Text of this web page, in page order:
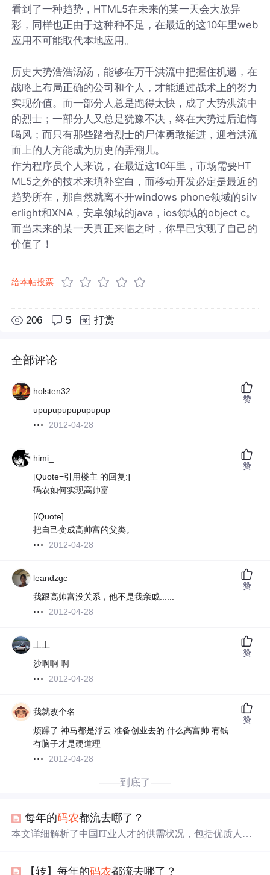
看到了一种趋势，HTML5在未来的某一天会大放异
彩，同样也正由于这种种不足，在最近的这10年里web
应用不可能取代本地应用。
历史大势浩浩汤汤，能够在万千洪流中把握住机遇，在
战略上布局正确的公司和个人，才能通过战术上的努力
实现价值。而一部分人总是跑得太快，成了大势洪流中
的烈士；一部分人又总是犹豫不决，终在大势过后追悔
喝风；而只有那些踏着烈士的尸体勇敢挺进，迎着洪流
而上的人方能成为历史的弄潮儿。
作为程序员个人来说，在最近这10年里，市场需要HT
ML5之外的技术来填补空白，而移动开发必定是最近的
趋势所在，那自然就离不开windows phone领域的silv
erlight和XNA，安卓领域的java，ios领域的object c。
而当未来的某一天真正来临之时，你早已实现了自己的
价值了！
给本帖投票
206 5 打赏
全部评论
holsten32
upupupupupupupup
2012-04-28
赞
himi_
[Quote=引用楼主 的回复:]
码农如何实现高帅富
[/Quote]
把自己变成高帅富的父类。
2012-04-28
赞
leandzgc
我跟高帅富没关系，他不是我亲戚......
2012-04-28
赞
土土
沙啊啊 啊
2012-04-28
赞
我就改个名
烦躁了 神马都是浮云 准备创业去的 什么高富帅 有钱
有脑子才是硬道理
2012-04-28
赞
——到底了——
每年的码农都流去哪了？
本文详细解析了中国IT业人才的供需状况，包括优质人才
提供参考。
【转】每年的码农都流去哪了？